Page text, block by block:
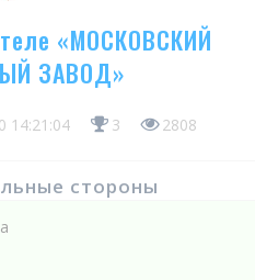
«МОСКОВСКИЙ
ЗАВОД»
14:21:04 3 2808
стороны